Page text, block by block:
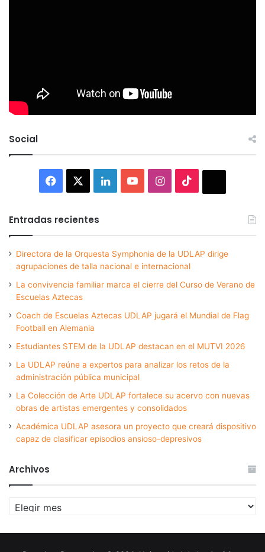
Social
Facebook LinkedInYouTubeInstagram
Entradas recientes
Directora de la Orquesta Symphonia de la UDLAP dirige
agrupaciones de talla nacional e internacional
La convivencia familiar marca el cierre del Curso de Verano de
Escuelas Aztecas
Coach de Escuelas Aztecas UDLAP jugará el Mundial de Flag
Football en Alemania
Estudiantes STEM de la UDLAP destacan en el MUTVI 2026
La UDLAP reúne a expertos para analizar los retos de la
administración pública municipal
La Colección de Arte UDLAP fortalece su acervo con nuevas
obras de artistas emergentes y consolidados
Académica UDLAP asesora un proyecto que creará dispositivo
capaz de clasificar episodios ansioso-depresivos
Archivos
Archivos